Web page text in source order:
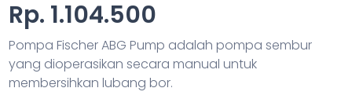
Rp. 1.104.500
Pompa Fischer ABG Pump adalah pompa sembur
yang dioperasikan secara manual untuk
membersihkan lubang bor.